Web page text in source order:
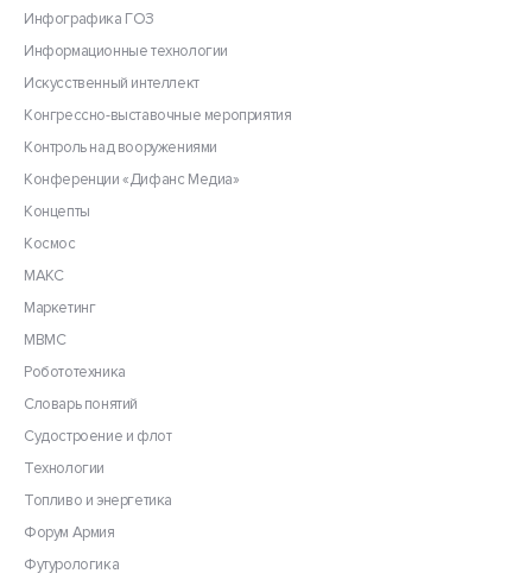
Инфографика ГОЗ
Информационные технологии
Искусственный интеллект
Конгрессно-выставочные мероприятия
Контроль над вооружениями
Конференции «Дифанс Медиа»
Концепты
Космос
МАКС
Маркетинг
МВМС
Робототехника
Словарь понятий
Судостроение и флот
Технологии
Топливо и энергетика
Форум Армия
Футурологика